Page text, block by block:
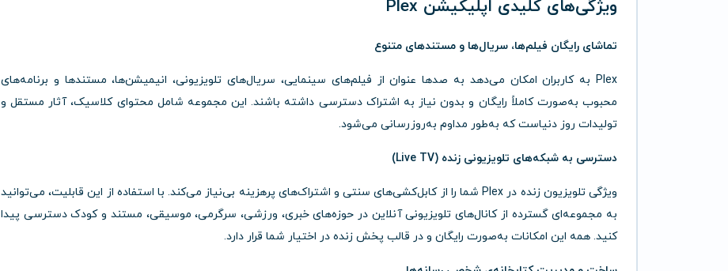
ویژگی‌های کلیدی اپلیکیشن Plex
تماشای رایگان فیلم‌ها، سریال‌ها و مستندهای متنوع
Plex به کاربران امکان می‌دهد به صدها عنوان از فیلم‌های سینمایی، سریال‌های تلویزیونی، انیمیشن‌ها، مستندها و برنامه‌های
محبوب به‌صورت کاملاً رایگان و بدون نیاز به اشتراک دسترسی داشته باشند. این مجموعه شامل محتوای کلاسیک، آثار مستقل و
تولیدات روز دنیاست که به‌طور مداوم به‌روزرسانی می‌شود.
دسترسی به شبکه‌های تلویزیونی زنده (Live TV)
ویژگی تلویزیون زنده در Plex شما را از کابل‌کشی‌های سنتی و اشتراک‌های پرهزینه بی‌نیاز می‌کند. با استفاده از این قابلیت، می‌توانید
به مجموعه‌ای گسترده از کانال‌های تلویزیونی آنلاین در حوزه‌های خبری، ورزشی، سرگرمی، موسیقی، مستند و کودک دسترسی پیدا
کنید. همه این امکانات به‌صورت رایگان و در قالب پخش زنده در اختیار شما قرار دارد.